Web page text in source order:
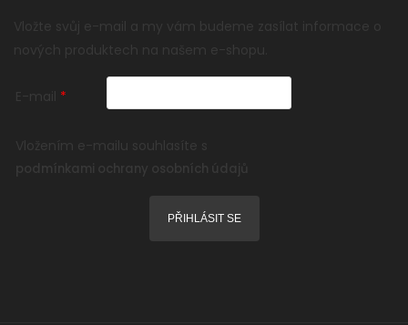
Vložte svůj e-mail a my vám budeme zasílat informace o
nových produktech na našem e-shopu.
E-mail
Vložením e-mailu souhlasíte s
podmínkami ochrany osobních údajů
PŘIHLÁSIT SE